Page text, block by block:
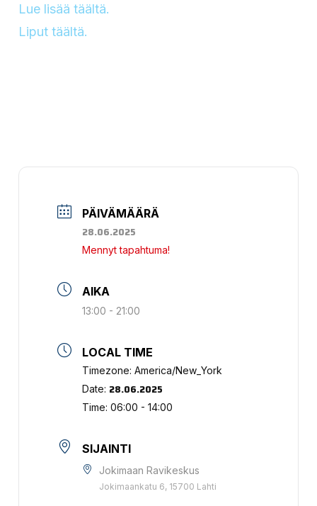
Lue lisää täältä.
Liput täältä.
PÄIVÄMÄÄRÄ
28.06.2025
Mennyt tapahtuma!
AIKA
13:00 - 21:00
LOCAL TIME
Timezone:America/New_York
Date: 28.06.2025
Time:06:00 - 14:00
SIJAINTI
Jokimaan Ravikeskus
Jokimaankatu 6, 15700 Lahti